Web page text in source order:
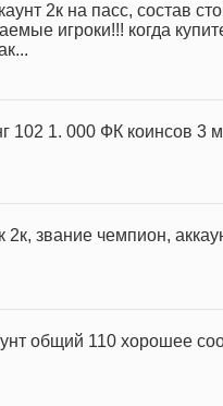
2к на пасс, состав
игроки!!! когда
102 1. 000 ФК коинсов 3
2к, звание чемпион,
общий 110 хорошее